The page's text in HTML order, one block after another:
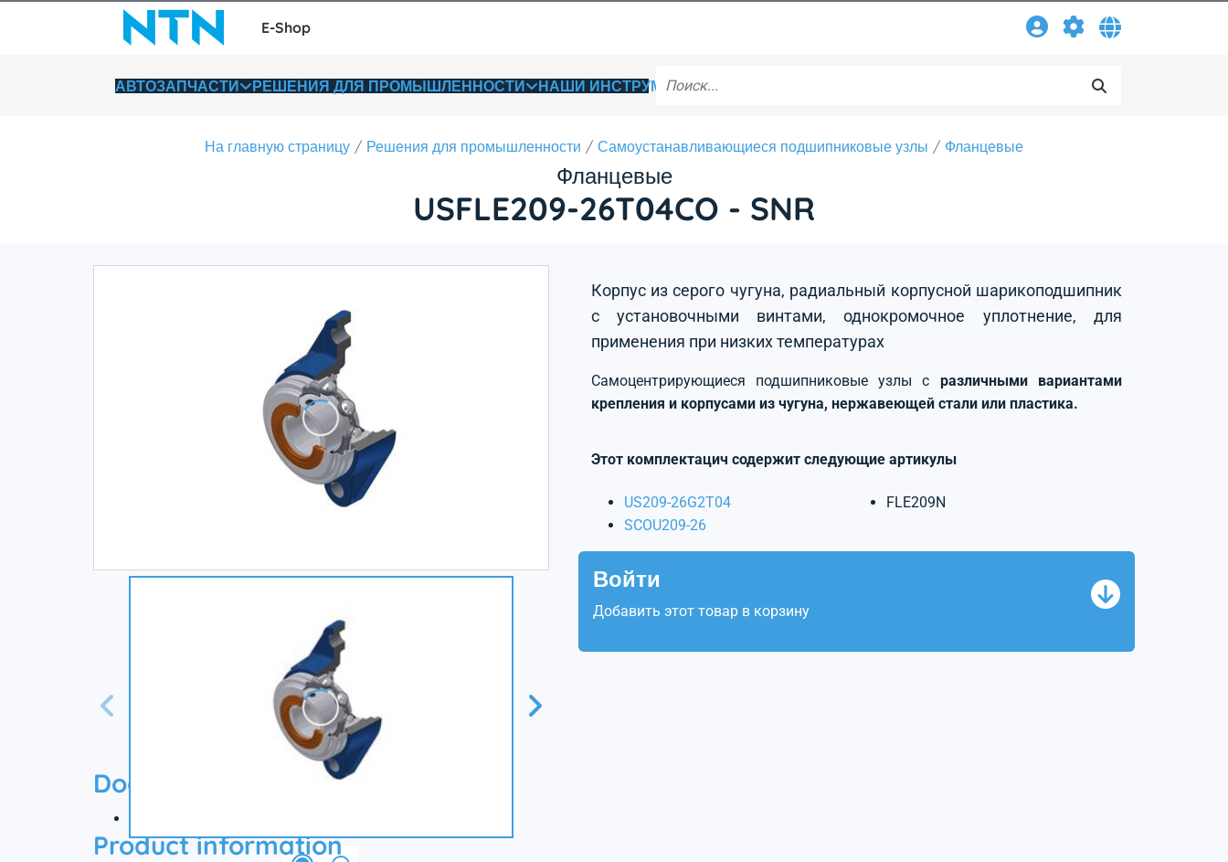
E-Shop
АВТОЗАПЧАСТИ РЕШЕНИЯ ДЛЯ ПРОМЫШЛЕННОСТИ НАШИ ИНСТРУМЕНТЫ
На главную страницу Решения для промышленности Самоустанавливающиеся подшипниковые узлы Фланцевые
Фланцевые
USFLE209-26T04CO - SNR
Корпус из серого чугуна, радиальный корпусной шарикоподшипник
с установочными винтами, однокромочное уплотнение, для
применения при низких температурах
Самоцентрирующиеся подшипниковые узлы с различными вариантами
крепления и корпусами из чугуна, нержавеющей стали или пластика.
Этот комплектацич содержит следующие артикулы
US209-26G2T04
SCOU209-26
FLE209N
Войти
Добавить этот товар в корзину
Documentation
Product information